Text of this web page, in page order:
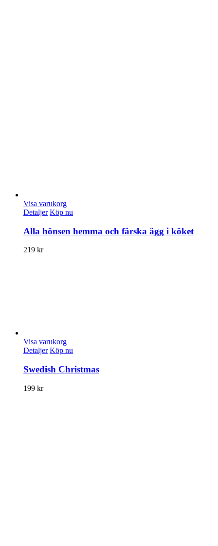
Visa varukorg
Detaljer Köp nu
Alla hönsen hemma och färska ägg i köket
219 kr
Visa varukorg
Detaljer Köp nu
Swedish Christmas
199 kr